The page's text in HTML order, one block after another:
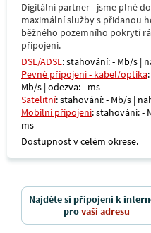
Digitální partner - jsme plně
maximální služby s přidanou
běžného pozemního pokrytí
připojení.
DSL/ADSL: stahování: - Mb/s |
Pevné připojení - kabel/optika
Mb/s | odezva: - ms
Satelitní: stahování: - Mb/s |
Mobilní připojení: stahování: -
ms
Dostupnost v celém okrese.
Najděte si připojení k
provaši adresu